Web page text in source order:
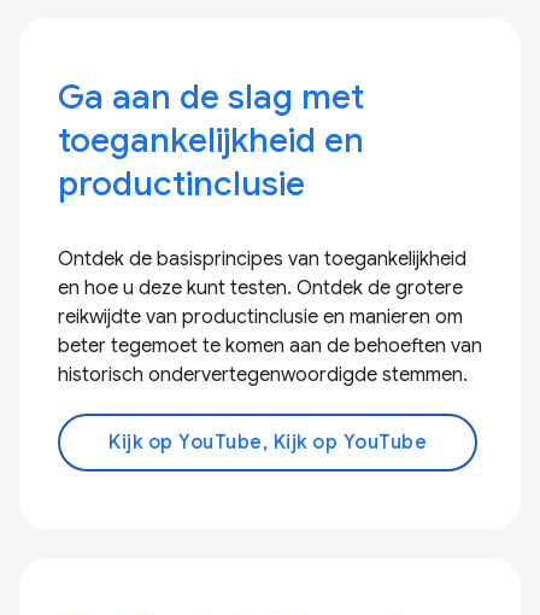
Ga aan de slag met
toegankelijkheid en
productinclusie
Ontdek de basisprincipes van toegankelijkheid
en hoe u deze kunt testen. Ontdek de grotere
reikwijdte van productinclusie en manieren om
beter tegemoet te komen aan de behoeften van
historisch ondervertegenwoordigde stemmen.
Kijk op YouTube, Kijk op YouTube